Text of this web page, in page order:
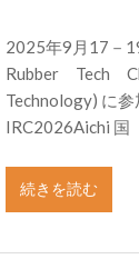
2025年9月17－
Rubber Tech
Technology) に
IRC2026Aichi 国
続きを読む